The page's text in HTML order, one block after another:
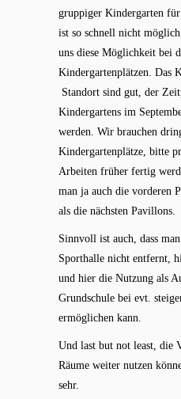
gruppiger Kindergarten
ist so schnell nicht
uns diese Möglichkeit bei
Kindergartenplätzen. Das
Standort sind gut, der
Kindergartens im
werden. Wir brauchen
Kindergartenplätze, bitte
Arbeiten früher fertig
man ja auch die vorderen
als die nächsten Pavillons.
Sinnvoll ist auch, dass
Sporthalle nicht entfernt,
und hier die Nutzung als
Grundschule bei evt.
ermöglichen kann.
Und last but not least, die
Räume weiter nutzen
sehr.